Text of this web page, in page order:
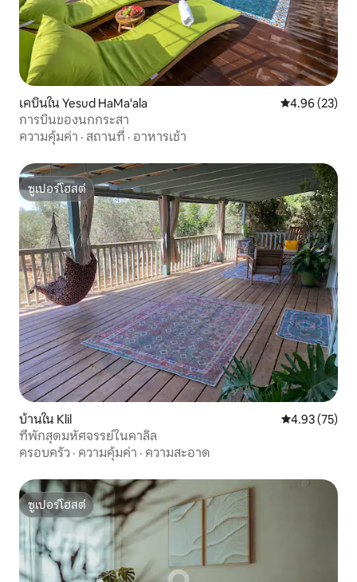
เคบินใน Yesud HaMa'ala คะแนนเฉลี่ย
4.96 (23)
การบินของนกกระสา
ความคุ้มค่า · สถานที่ · อาหารเช้า
ซูเปอร์โฮสต์
ซูเปอร์โฮสต์
บ้านใน Klil คะแนนเฉลี่ย
4.93 (75)
ที่พักสุดมหัศจรรย์ในคาลิล
ครอบครัว · ความคุ้มค่า · ความสะอาด
ซูเปอร์โฮสต์
ซูเปอร์โฮสต์